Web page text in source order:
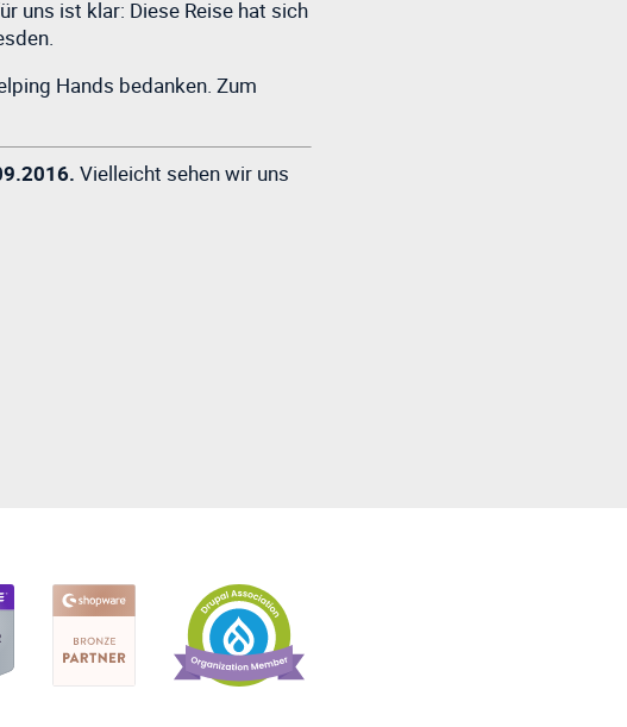
uns ist klar: Diese Reise hat sich
Hands bedanken. Zum
Vielleicht sehen wir uns